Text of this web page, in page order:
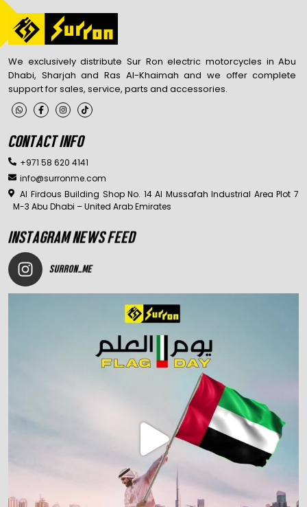
We exclusively distribute Sur Ron electric motorcycles in Abu
Dhabi, Sharjah and Ras Al-Khaimah and we offer complete
support for sales, service, parts and accessories.
CONTACT INFO
+971 58 620 4141
info@surronme.com
Al Firdous Building Shop No. 14 Al Mussafah Industrial Area Plot 7
M-3 Abu Dhabi – United Arab Emirates
INSTAGRAM NEWS FEED
SURRON_ME